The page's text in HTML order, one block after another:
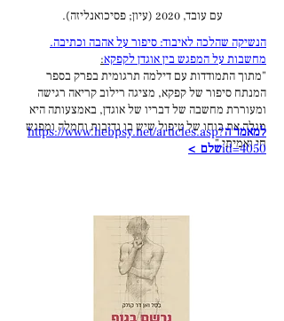
עם עובד, 2020 (עיון; פסיכואנליזה).
הנשיקה שהלכה לאיבוד: סיפור על אהבה וכתיבה.
מחשבות על המפגש בין אוגדן לקפקא:
"מתוך התמודדות עם דילמה תרגומית בפרק בספר
המנתח סיפור של קפקא, מציגה רילוב קריאה רגישה
ומעוררת מחשבה של דבריו של אוגדן, באמצעותה היא
מגלה את כוחו של טיפול שיש בו נדיבות וחמלה ומפגש
חי ואמיתי."
למאמר הhttps://www.hebpsy.net/articles.asp?
id=4050שלם >